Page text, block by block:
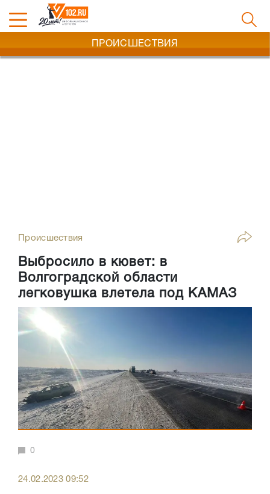
ПРОИСШЕСТВИЯ
Происшествия
Выбросило в кювет: в
Волгоградской области
легковушка влетела под КАМАЗ
0
24.02.2023 09:52